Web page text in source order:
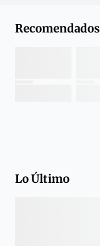
Recomendados
Lo Último